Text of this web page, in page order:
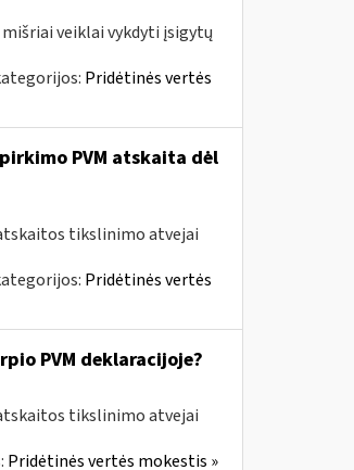
veiklai vykdyti įsigytų
Pridėtinės vertės
PVM atskaita dėl
tikslinimo atvejai
Pridėtinės vertės
PVM deklaracijoje?
tikslinimo atvejai
Pridėtinės vertės mokestis »